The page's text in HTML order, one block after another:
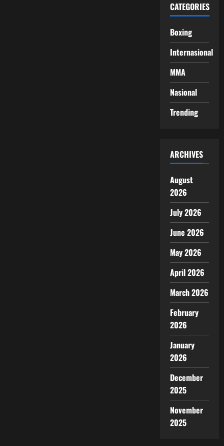
CATEGORIES
Boxing
Internasional
MMA
Nasional
Trending
ARCHIVES
August
2026
July 2026
June 2026
May 2026
April 2026
March 2026
February
2026
January
2026
December
2025
November
2025